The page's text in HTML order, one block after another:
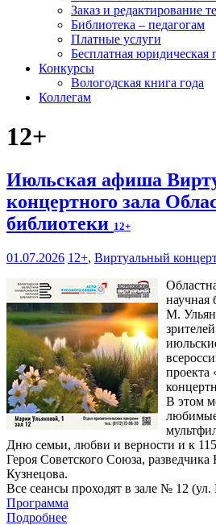
Заказ и редактирование
Библиотека – педагогам
Платные услуги
Бесплатная юридическая
Конкурсы
Вологодская книга года
Коллегам
12+
Июльская афиша
концертного зала
библиотеки 12+
01.07.2026 12+, Виртуальный
научная
М.
проекта
В этом
Дню семьи, любви и верности и к
Героя Советского Союза,
Кузнецова.
Все сеансы проходят в зале № 12
Программа
Подробнее